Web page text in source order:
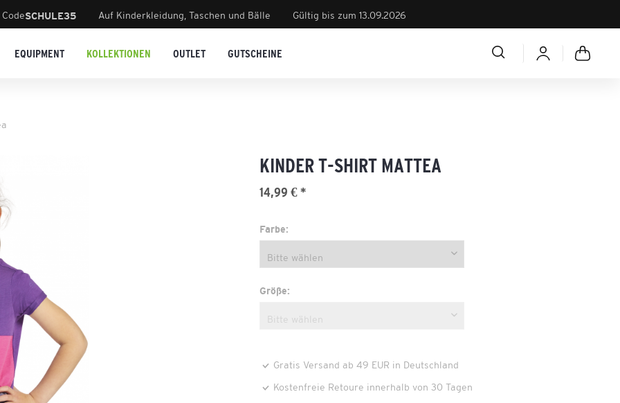
SCHULE35 Auf Kinderkleidung, Taschen und Bälle Gültig bis zum 13.09.2026
EQUIPMENT KOLLEKTIONEN OUTLET GUTSCHEINE
KINDER T-SHIRT MATTEA
14,99 € *
Farbe:
Größe:
Gratis Versand ab 49 EUR in Deutschland
Kostenfreie Retoure innerhalb von 30 Tagen